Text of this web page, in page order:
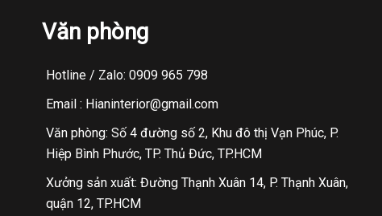
Văn phòng
Hotline / Zalo: 0909 965 798
Email : Hianinterior@gmail.com
Văn phòng: Số 4 đường số 2, Khu đô thị Vạn Phúc, P.
Hiệp Bình Phước, TP. Thủ Đức, TP.HCM
Xưởng sản xuất: Đường Thạnh Xuân 14, P. Thạnh Xuân,
quận 12, TP.HCM